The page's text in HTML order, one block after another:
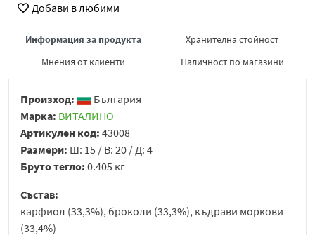
Добави в любими
Информация за продукта
Хранителна стойност
Мнения от клиенти
Наличност по магазини
Произход:
България
Марка: ВИТАЛИНО
Артикулен код: 43008
Размери: Ш: 15 / В: 20 / Д: 4
Бруто тегло: 0.405 кг
Състав:
карфиол (33,3%), броколи (33,3%), къдрави моркови
(33,4%)